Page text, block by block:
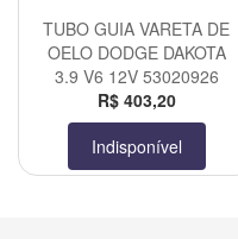
TUBO GUIA VARETA DE
OELO DODGE DAKOTA
3.9 V6 12V 53020926
R$ 403,20
Indisponível